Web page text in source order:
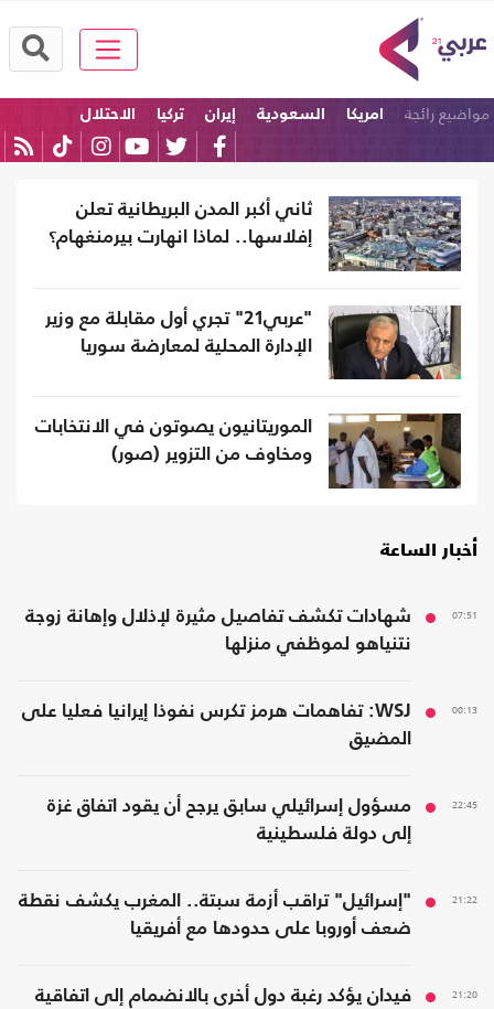
مواضيع رائجة امريكا السعودية إيران تركيا
الاحتلال
ثاني أكبر المدن البريطانية تعلن
إفلاسها.. لماذا انهارت بيرمنغهام؟
"عربي21" تجري أول مقابلة مع وزير
الإدارة المحلية لمعارضة سوريا
الموريتانيون يصوتون في الانتخابات
ومخاوف من التزوير (صور)
أخبار الساعة
07:51
شهادات تكشف تفاصيل مثيرة لإذلال وإهانة زوجة
نتنياهو لموظفي منزلها
00:13
WSJ: تفاهمات هرمز تكرس نفوذا إيرانيا فعليا على
المضيق
22:45
مسؤول إسرائيلي سابق يرجح أن يقود اتفاق غزة
إلى دولة فلسطينية
21:22
"إسرائيل" تراقب أزمة سبتة.. المغرب يكشف نقطة
ضعف أوروبا على حدودها مع أفريقيا
21:20
فيدان يؤكد رغبة دول أخرى بالانضمام إلى اتفاقية